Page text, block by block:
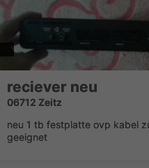
reciever neu
06712 Zeitz
neu 1 tb festplatte ovp kabel
geeignet